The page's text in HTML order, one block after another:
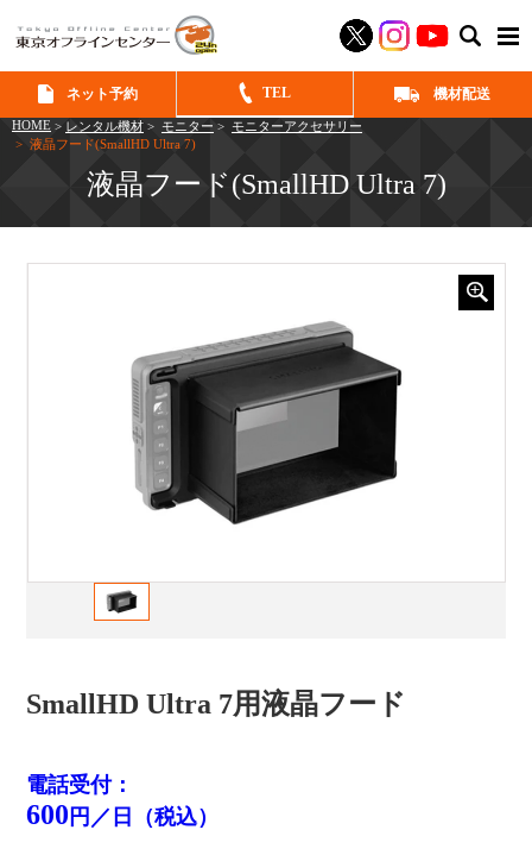
ネット予約 TEL 機材配送
HOME > レンタル機材 > モニター > モニターアクセサリー
> 液晶フード(SmallHD Ultra 7)
液晶フード(SmallHD Ultra 7)
SmallHD Ultra 7用液晶フード
電話受付：
600 円／日（税込）